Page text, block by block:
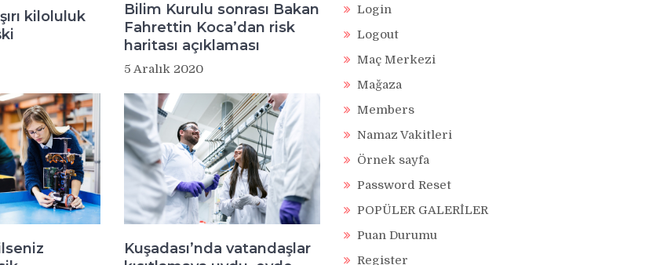
kiloluluk
Bilim Kurulu sonrası Bakan
Fahrettin Koca’dan risk
haritası açıklaması
5 Aralık 2020
Kuşadası’nda vatandaşlar
Login
Logout
Maç Merkezi
Mağaza
Members
Namaz Vakitleri
Örnek sayfa
Password Reset
POPÜLER GALERİLER
Puan Durumu
Register